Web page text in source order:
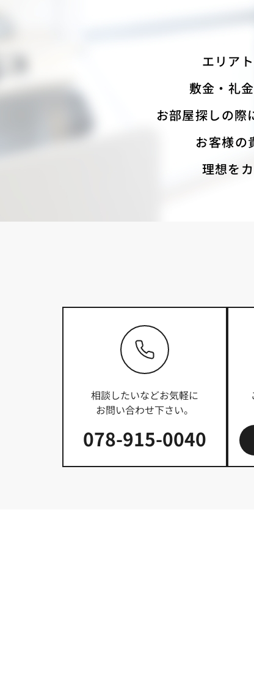
エリア
敷金・礼
お部屋探しの際
お客様の
理想を
相談したいなどお気軽に
お問い合わせ下さい。
078-915-0040